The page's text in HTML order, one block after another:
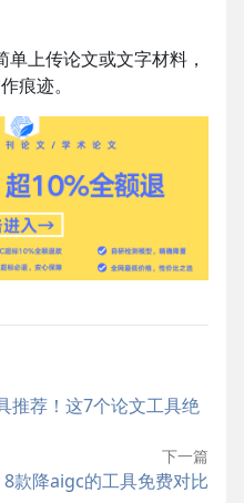
单上传论文或文字材料，
痕迹。
推荐！这7个论文工具绝
下一篇
款降aigc的工具免费对比